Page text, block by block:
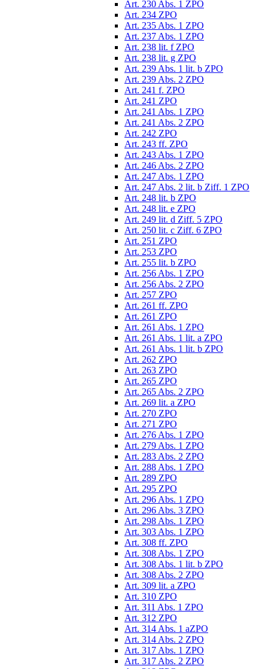
Art. 230 Abs. 1 ZPO
Art. 234 ZPO
Art. 235 Abs. 1 ZPO
Art. 237 Abs. 1 ZPO
Art. 238 lit. f ZPO
Art. 238 lit. g ZPO
Art. 239 Abs. 1 lit. b ZPO
Art. 239 Abs. 2 ZPO
Art. 241 f. ZPO
Art. 241 ZPO
Art. 241 Abs. 1 ZPO
Art. 241 Abs. 2 ZPO
Art. 242 ZPO
Art. 243 ff. ZPO
Art. 243 Abs. 1 ZPO
Art. 246 Abs. 2 ZPO
Art. 247 Abs. 1 ZPO
Art. 247 Abs. 2 lit. b Ziff. 1 ZPO
Art. 248 lit. b ZPO
Art. 248 lit. e ZPO
Art. 249 lit. d Ziff. 5 ZPO
Art. 250 lit. c Ziff. 6 ZPO
Art. 251 ZPO
Art. 253 ZPO
Art. 255 lit. b ZPO
Art. 256 Abs. 1 ZPO
Art. 256 Abs. 2 ZPO
Art. 257 ZPO
Art. 261 ff. ZPO
Art. 261 ZPO
Art. 261 Abs. 1 ZPO
Art. 261 Abs. 1 lit. a ZPO
Art. 261 Abs. 1 lit. b ZPO
Art. 262 ZPO
Art. 263 ZPO
Art. 265 ZPO
Art. 265 Abs. 2 ZPO
Art. 269 lit. a ZPO
Art. 270 ZPO
Art. 271 ZPO
Art. 276 Abs. 1 ZPO
Art. 279 Abs. 1 ZPO
Art. 283 Abs. 2 ZPO
Art. 288 Abs. 1 ZPO
Art. 289 ZPO
Art. 295 ZPO
Art. 296 Abs. 1 ZPO
Art. 296 Abs. 3 ZPO
Art. 298 Abs. 1 ZPO
Art. 303 Abs. 1 ZPO
Art. 308 ff. ZPO
Art. 308 Abs. 1 ZPO
Art. 308 Abs. 1 lit. b ZPO
Art. 308 Abs. 2 ZPO
Art. 309 lit. a ZPO
Art. 310 ZPO
Art. 311 Abs. 1 ZPO
Art. 312 ZPO
Art. 314 Abs. 1 aZPO
Art. 314 Abs. 2 ZPO
Art. 317 Abs. 1 ZPO
Art. 317 Abs. 2 ZPO